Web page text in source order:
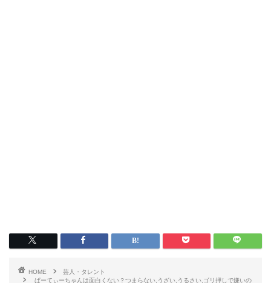
HOME
芸人・タレント
ぱーてぃーちゃんは面白くない？つまらない,うざい,うるさい,ゴリ押しで嫌いの